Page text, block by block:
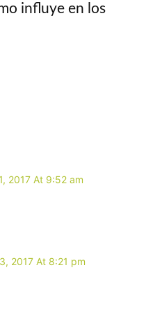
influye en los
2017 At 9:52 am
2017 At 8:21 pm